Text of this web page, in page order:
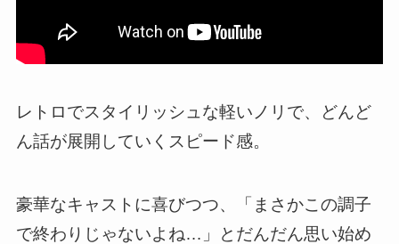
レトロでスタイリッシュな軽いノリで、どんど
ん話が展開していくスピード感。
豪華なキャストに喜びつつ、「まさかこの調子
で終わりじゃないよね…」とだんだん思い始め